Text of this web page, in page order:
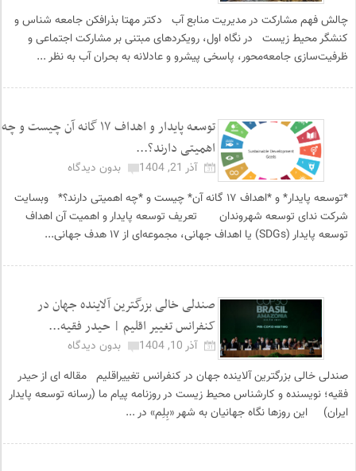
چالش فهم مشارکت در مدیریت منابع آب دکتر مهتا بذرافکن جامعه شناس و
کنشگر محیط زیست در نگاه اول، رویکردهای مبتنی بر مشارکت اجتماعی و
ظرفیت‌سازی جامعه‌محور، پاسخی پیشرو و عادلانه به بحران آب به نظر ...
توسعه پایدار و اهداف ۱۷ گانه آن چیست و چه
اهمیتی دارند؟...
آذر 21, 1404
بدون دیدگاه
*توسعه پایدار* و *اهداف ۱۷ گانه آن* چیست و *چه اهمیتی دارند؟* وبسایت
شرکت ندای توسعه شهروندان تعریف توسعه پایدار و اهمیت آن اهداف
توسعه پایدار (SDGs) یا اهداف جهانی، مجموعه‌ای از ۱۷ هدف جهانی...
صندلی خالی بزرگترین آلاینده جهان در
کنفرانس تغییر اقلیم | حیدر فقیه...
آذر 10, 1404
بدون دیدگاه
صندلی خالی بزرگترین آلاینده جهان در کنفرانس تغییراقلیم مقاله ای از حیدر
فقیه؛ نویسنده و کارشناس محیط زیست در روزنامه پیام ما (رسانه توسعه پایدار
ایران) این روزها نگاه جهانیان به شهر «بِلِم» در ...